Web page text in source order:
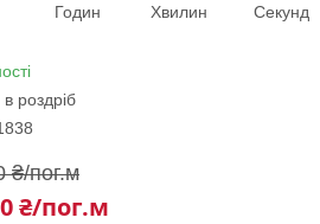
Годин
Хвилин
Секунд
роздріб
₴/пог.м
₴/пог.м